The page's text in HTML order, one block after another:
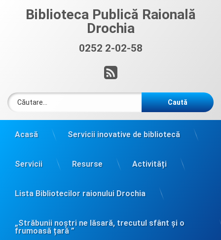
Biblioteca Publică Raională
Drochia
0252 2-02-58
RSS
Caută după:
Acasă Servicii inovative de bibliotecă
Servicii Resurse Activități
Lista Bibliotecilor raionului Drochia
„Străbunii noștri ne lăsară, trecutul sfânt și o
frumoasă țară ”